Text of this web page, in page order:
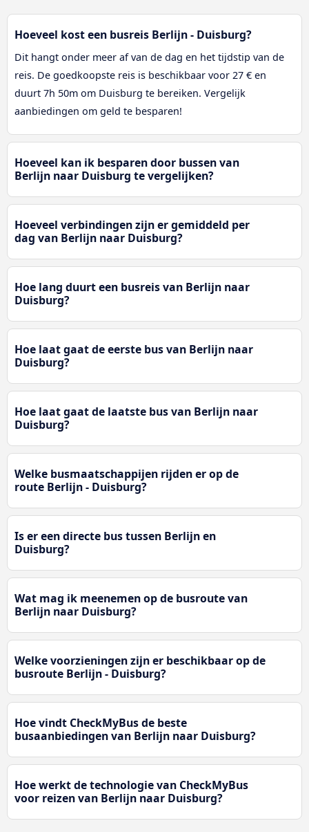
Hoeveel kost een busreis Berlijn - Duisburg?
Dit hangt onder meer af van de dag en het tijdstip van de
reis. De goedkoopste reis is beschikbaar voor 27 € en
duurt 7h 50m om Duisburg te bereiken. Vergelijk
aanbiedingen om geld te besparen!
Hoeveel kan ik besparen door bussen van
Berlijn naar Duisburg te vergelijken?
Hoeveel verbindingen zijn er gemiddeld per
dag van Berlijn naar Duisburg?
Hoe lang duurt een busreis van Berlijn naar
Duisburg?
Hoe laat gaat de eerste bus van Berlijn naar
Duisburg?
Hoe laat gaat de laatste bus van Berlijn naar
Duisburg?
Welke busmaatschappijen rijden er op de
route Berlijn - Duisburg?
Is er een directe bus tussen Berlijn en
Duisburg?
Wat mag ik meenemen op de busroute van
Berlijn naar Duisburg?
Welke voorzieningen zijn er beschikbaar op de
busroute Berlijn - Duisburg?
Hoe vindt CheckMyBus de beste
busaanbiedingen van Berlijn naar Duisburg?
Hoe werkt de technologie van CheckMyBus
voor reizen van Berlijn naar Duisburg?